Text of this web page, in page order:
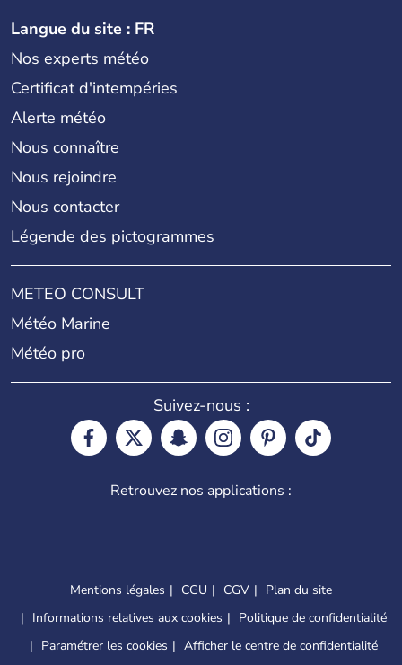
Langue du site : FR
Nos experts météo
Certificat d'intempéries
Alerte météo
Nous connaître
Nous rejoindre
Nous contacter
Légende des pictogrammes
METEO CONSULT
Météo Marine
Météo pro
Suivez-nous :
Retrouvez nos applications :
Mentions légales CGU CGV
Plan du site
Informations relatives aux cookies
Politique de confidentialité
Paramétrer les cookies
Afficher le centre de confidentialité